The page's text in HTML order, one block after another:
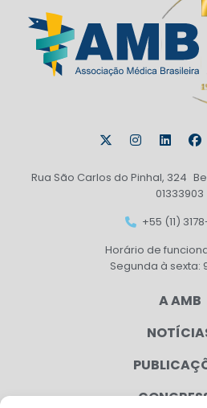
Rua São Carlos do Pinhal, 324
01333903
+55 (11)
Horário de
Segunda à sexta:
A AMB